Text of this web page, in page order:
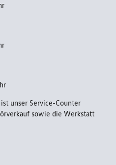
unser Service-Counter
sowie die Werkstatt